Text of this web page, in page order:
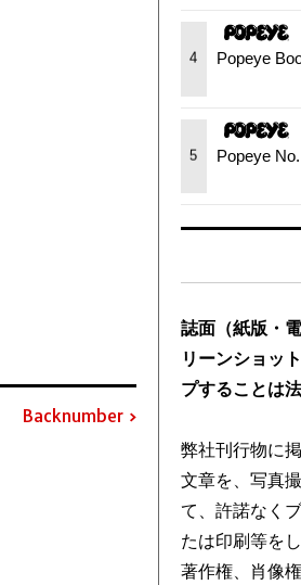
Backnumber
4 Popeye
5 Popeye
誌面（紙版・
リーンショッ
プすることは
弊社刊行物に
文章を、写真
て、許諾なく
たは印刷等を
著作権、肖像